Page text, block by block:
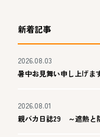
新着記事
2026.08.03
暑中お見舞い申し上げま
2026.08.01
親バカ日誌29 ～遮熱と